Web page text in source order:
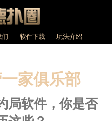
们 软件下载 玩法介绍
家俱乐部
局软件，你是否